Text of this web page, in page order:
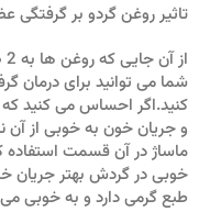
تاثیر روغن گردو بر گرفتگی
شما می توانید برای درمان
کنید.اگر احساس می کنید که
و جریان خون به خوبی از آن
ماساژ در آن قسمت استفاده
خوبی در گردش بهتر جریان
طبع گرمی دارد و به خوبی می